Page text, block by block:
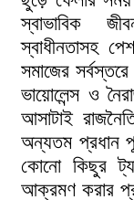
স্বাভাবিক
স্বাধীনতাসহ
সমাজের
ভায়োলেন্স ও
আসাটাই
অন্যতম প্রধান
কোনো কিছুর
আক্রমণ করার